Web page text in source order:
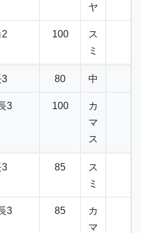
ヤ
100
ス
ミ
3 80 中
3 100
カ
マ
ス
3 85
ス
ミ
3 85
カ
マ